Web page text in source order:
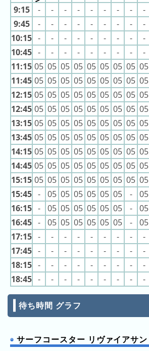
キ
ン
グ
混
雑
ラ
ン
キ
ン
グ
今
日
の
ラ
ン
キ
ン
グ
昨
日
の
ラ
ン
キ
ン
グ
今
月
の
ン
キ
11:30
11:30
11:30
11:30
11:30
11:35
11:35
11:35
11:35
11:35
11:35
11:35
11:35
11:35
11:35
11:40
11:40
11:40
11:40
11:40
11:40
11:40
11:40
11:40
11:40
11:45
11:45
11:45
11:45
11:45
11:45
11:45
11:50
11:50
11:50
9:15 - - - - - - - - -
9:45
- - - - - - - - -
10:15 - - - - - - - - -
10:45 - - - - - - - - -
11:15 05 05 05 05 05 05 05 05 05
11:45 05 05 05 05 05 05 05 05 05
12:15 05 05 05 05 05 05 05 05 05
12:45 05 05 05 05 05 05 05 05 05
13:15 05 05 05 05 05 05 05 05 05
13:45 05 05 05 05 05 05 05 05 05
14:15 05 05 05 05 05 05 05 05 05
14:45 05 05 05 05 05 05 05 05 05
15:15 05 05 05 05 05 05 05 05 05
15:45 - 05 05 05 05 05 05 - 05
16:15 - 05 05 05 05 05 05 - 05
16:45 - 05 05 05 05 05 05 - 05
17:15 - - - - - - - - -
17:45 - - - - - - - - -
18:15 - - - - - - - - -
18:45 - - - - - - - - -
待ち時間 グラフ
サーフコースター リヴァイアサン